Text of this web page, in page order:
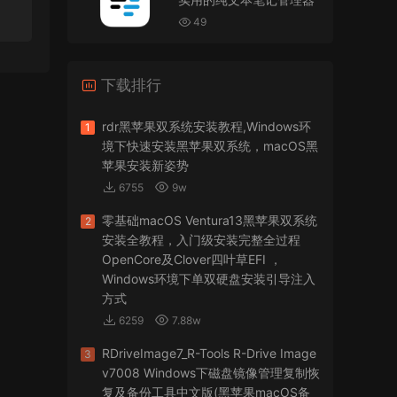
安装unlocker解锁补丁
怎么安装？
来源： PDFify for Mac v5.0 专业的PDF处理软件
imacos.top • 2026-07-19
来源： Adobe Photoshop 2026 for Mac v27.8.0
专业的图片处理软件
49
下载排行
1
rdr黑苹果双系统安装教程,Windows环
境下快速安装黑苹果双系统，macOS黑
苹果安装新姿势
6755 9w
2
零基础macOS Ventura13黑苹果双系统
安装全教程，入门级安装完整全过程
OpenCore及Clover四叶草EFI ，
Windows环境下单双硬盘安装引导注入
方式
6259 7.88w
3
RDriveImage7_R-Tools R-Drive Image
v7008 Windows下磁盘镜像管理复制恢
复及备份工具中文版(黑苹果macOS备